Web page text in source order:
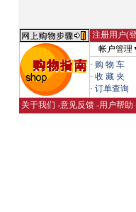
注册用户(
帐户管理
· 购 物 车
· 收 藏 夹
· 订单查询
关于我们 -意见反馈 -用户帮助